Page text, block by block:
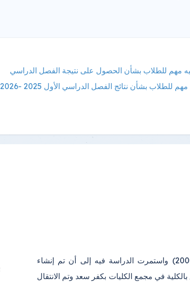
مهم للطلاب بشأن الحصول على نتيجة الفصل الدراسي
إعلان مهم للطلاب بشأن نتائج الفصل الدراسي الأول 2025 -2026